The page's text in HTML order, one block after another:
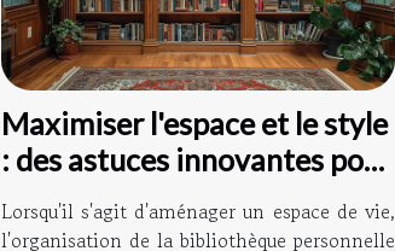
Maximiser l'espace et le style
: des astuces innovantes pour
organiser sa bibliothèque
personnelle
Lorsqu'il s'agit d'aménager un espace de vie,
l'organisation de la bibliothèque personnelle